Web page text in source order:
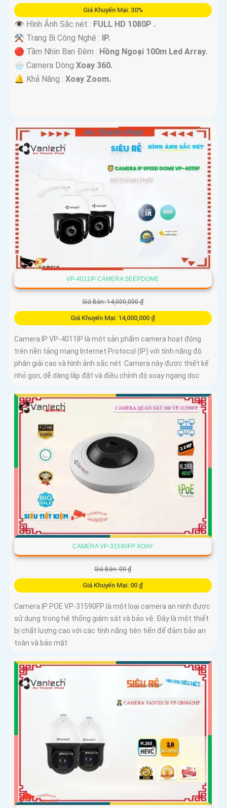
Giá Khuyến Mại: 30%
👁 Hình Ảnh Sắc nét : FULL HD 1080P .
⚒ Trang Bị Công Nghệ :
IP.
🔴 Tầm Nhìn Ban Đêm : Hồng Ngoại 100m Led Array.
🌧️ Camera Dòng Xoay 360.
️🔔 Khả Năng : Xoay Zoom.
VP-4011IP CAMERA SEEPDOME
Giá Bán: 14,000,000 ₫
Giá Khuyến Mại: 14,000,000 ₫
Camera IP VP-4011IP là một sản phẩm camera hoạt động
trên nền tảng mạng Internet Protocol (IP) với tính năng độ
phân giải cao và hình ảnh sắc nét. Camera này được thiết kế
nhỏ gọn, dễ dàng lắp đặt và điều chỉnh độ xoay ngang dọc
CAMERA VP-31590FP XOAY
Giá Bán: 00 ₫
Giá Khuyến Mại: 00 ₫
Camera IP POE VP-31590FP là một loại camera an ninh được
sử dụng trong hệ thống giám sát và bảo vệ. Đây là một thiết
bị chất lượng cao với các tính năng tiên tiến để đảm bảo an
toàn và bảo mật